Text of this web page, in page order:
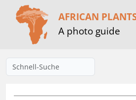
AFRICAN
A photo guide